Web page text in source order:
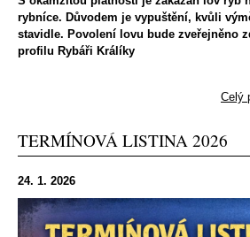
rybníce. Důvodem je vypuštění, kvůli
stavidle. Povolení lovu bude zveřejněno
profilu Rybáři Králíky
Celý
TERMÍNOVÁ LISTINA 2026
24. 1. 2026